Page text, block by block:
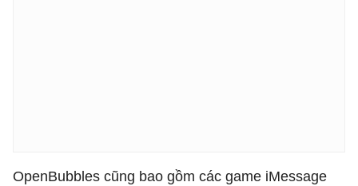
OpenBubbles cũng bao gồm các game iMessage